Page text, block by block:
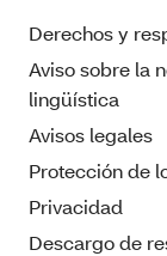
Derechos y
Aviso sobre la
lingüística
Avisos legales
Protección de
Privacidad
Descargo de